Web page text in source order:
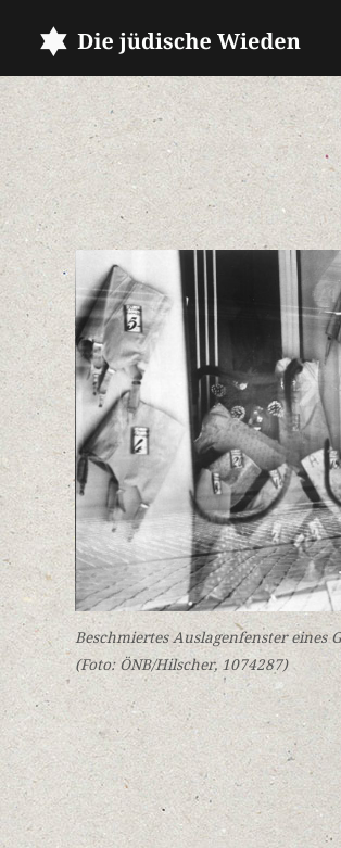
Beschmiertes Auslagenfenster eines
(Foto: ÖNB/Hilscher, 1074287)